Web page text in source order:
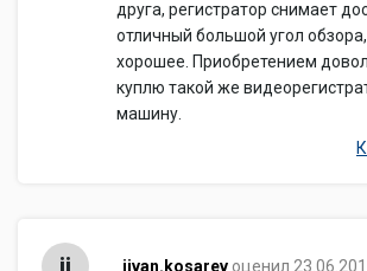
друга, регистратор снимает
отличный большой угол
хорошее. Приобретением
куплю такой же
машину.
iivan.kosarev оценил